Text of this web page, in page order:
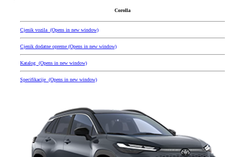
Corolla
Cjenik vozila (Opens in new window)
Cjenik dodatne opreme (Opens in new window)
Katalog (Opens in new window)
Specifikacije (Opens in new window)